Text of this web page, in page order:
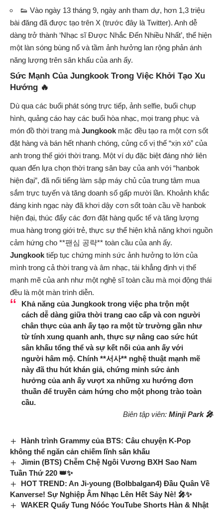
👟 Vào ngày 13 tháng 9, ngày anh tham dự, hơn 1,3 triệu
bài đăng đã được tạo trên X (trước đây là Twitter). Anh dễ
dàng trở thành ‘Nhạc sĩ Được Nhắc Đến Nhiều Nhất’, thể hiện
một làn sóng bùng nổ và tầm ảnh hưởng lan rộng phản ánh
năng lượng trên sân khấu của anh ấy.
Sức Mạnh Của JungkookTrong Việc Khởi Tạo Xu
Hướng 🔥
Dù qua các buổi phát sóng trực tiếp, ảnh selfie, buổi chụp
hình, quảng cáo hay các buổi hòa nhạc, mọi trang phục và
món đồ thời trang mà Jungkook mặc đều tạo ra một cơn sốt
đặt hàng và bán hết nhanh chóng, củng cố vị thế “xịn xò” của
anh trong thế giới thời trang. Một ví dụ đặc biệt đáng nhớ liên
quan đến lựa chọn thời trang sân bay của anh với “hanbok
hiện đại”, đã nổi tiếng làm sập máy chủ của trung tâm mua
sắm trực tuyến và tăng doanh số gấp mười lần. Khoảnh khắc
đáng kinh ngạc này đã khơi dậy cơn sốt toàn cầu về hanbok
hiện đại, thúc đẩy các đơn đặt hàng quốc tế và tăng lượng
mua hàng trong giới trẻ, thực sự thể hiện khả năng khơi nguồn
cảm hứng cho **팬심 공략** toàn cầu của anh ấy.
Jungkook tiếp tục chứng minh sức ảnh hưởng to lớn của
mình trong cả thời trang và âm nhạc, tái khẳng định vị thế
mạnh mẽ của anh như một nghệ sĩ toàn cầu mà mọi động thái
đều là một màn trình diễn.
Khả năng củaJungkooktrong việc pha trộn một
cách dễ dàng giữa thời trang cao cấp và con người
chân thực của anh ấy tạo ra một từ trường gần như
từ tính xung quanh anh, thực sự nâng cao sức hút
sân khấu tổng thể và sự kết nối của anh ấy với
người hâm mộ. Chính **서사** nghệ thuật mạnh mẽ
này đã thu hút khán giả, chứng minh sức ảnh
hưởng của anh ấy vượt xa những xu hướng đơn
thuần để truyền cảm hứng cho một phong trào toàn
cầu.
Biên tập viên: Minji Park 🎤
Hành trình Grammy của BTS: Câu chuyện K-Pop
không thể ngăn cản chiếm lĩnh sân khấu
Jimin (BTS) Chễm Chệ Ngôi Vương BXH Sao Nam
Tuần Thứ 220 👑✨
HOT TREND: An Ji-young (Bolbbalgan4) Đầu Quân Về
Kanverse! Sự Nghiệp Âm Nhạc Lên Hết Sảy Nè! 🎤✨
WAKER Quẩy Tung Nóóc YouTube Shorts Hàn & Nhật